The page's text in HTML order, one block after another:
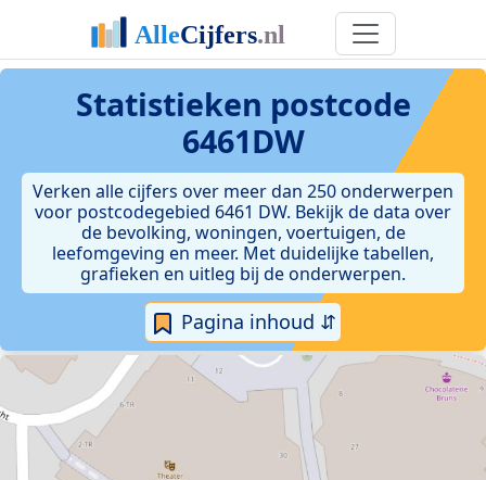
Statistieken postcode
6461DW
Verken alle cijfers over meer dan 250 onderwerpen
voor postcodegebied 6461 DW. Bekijk de data over
de bevolking, woningen, voertuigen, de
leefomgeving en meer. Met duidelijke tabellen,
grafieken en uitleg bij de onderwerpen.
Pagina inhoud ⇵